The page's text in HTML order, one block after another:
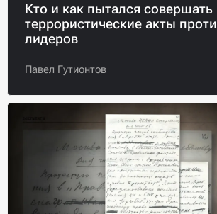
Кто и как пытался совершать
террористические акты
лидеров
Павел Гутионтов